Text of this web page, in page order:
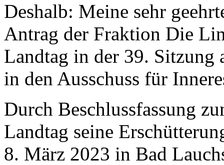
Deshalb: Meine sehr
Antrag der Fraktion Die
Landtag in der 39. Sitzung
in den Ausschuss für
Durch Beschlussfassung
Landtag seine
8. März 2023 in Bad